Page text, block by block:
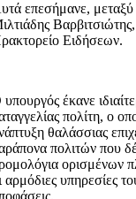
επεσήμανε, μεταξύ
Ειδήσεων.
έκανε
πολίτη, ο
θαλάσσιας
πολιτών που
ορισμένων
αρμόδιες υπηρεσίες